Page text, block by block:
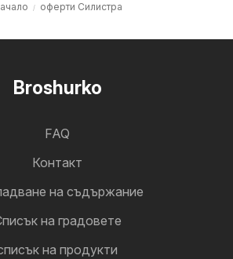
оферти Силистра
Broshurko
FAQ
Контакт
на съдържание
на градовете
на продукти